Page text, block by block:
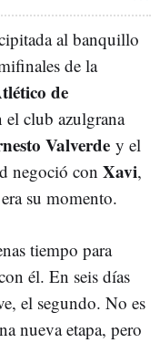
al banquillo
de la
de
el club azulgrana
Valverde y el
negoció con Xavi,
su momento.
tiempo para
él. En seis días
el segundo. No es
nueva etapa, pero